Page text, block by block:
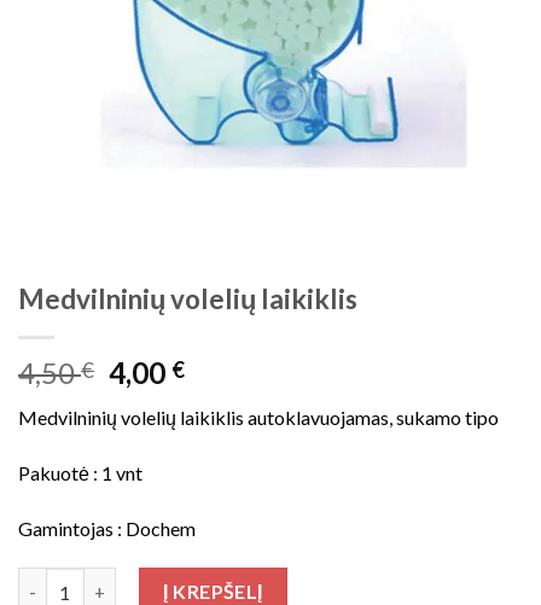
Medvilninių volelių laikiklis
4,50€ Original
price
was:
4,50 €.
4,00 €Current
is:
Medvilninių volelių laikiklis autoklavuojamas, sukamo tipo
Pakuotė : 1 vnt
Gamintojas : Dochem
produkto kiekis: Medvilninių volelių laikiklis
Į KREPŠELĮ